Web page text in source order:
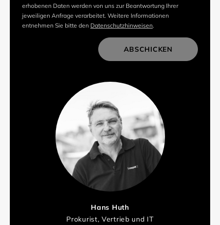
Hans Huth
Prokurist, Vertrieb und IT
erhobenen Daten werden von uns zur Beantwortung Ihrer
jeweiligen Anfrage verarbeitet. Weitere Informationen
entnehmen Sie bitte den Datenschutzhinweisen.
ABSCHICKEN